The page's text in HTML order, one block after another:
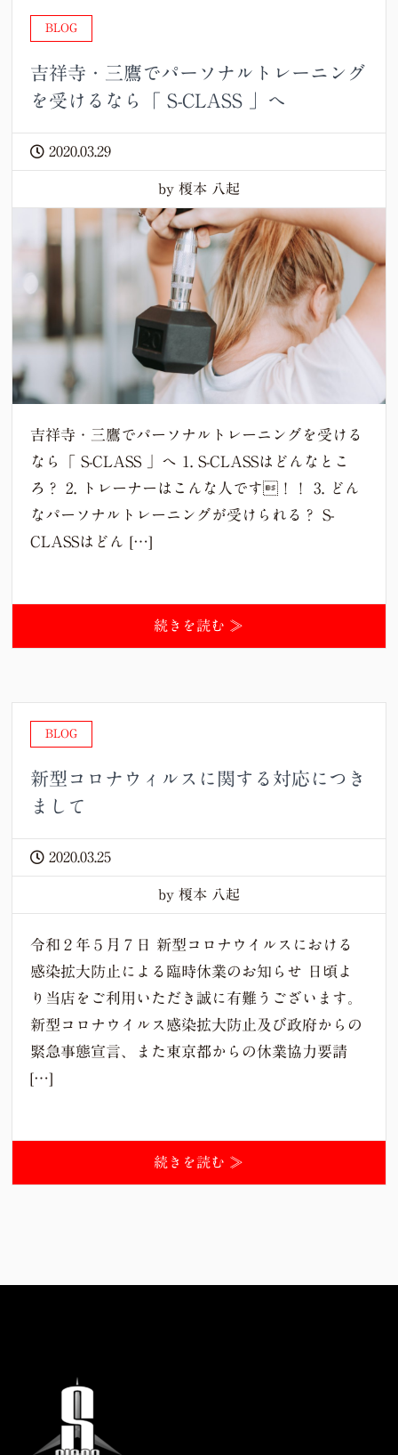
BLOG
吉祥寺・三鷹でパーソナルトレーニング
を受けるなら「 S-CLASS 」へ
2020.03.29
by 榎本 八起
吉祥寺・三鷹でパーソナルトレーニングを受ける
なら「 S-CLASS 」へ 1. S-CLASSはどんなとこ
ろ？ 2. トレーナーはこんな人です！！ 3. どん
なパーソナルトレーニングが受けられる？ S-
CLASSはどん […]
続きを読む ≫
BLOG
新型コロナウィルスに関する対応につき
まして
2020.03.25
by 榎本 八起
令和２年５月７日 新型コロナウイルスにおける
感染拡大防止による臨時休業のお知らせ 日頃よ
り当店をご利用いただき誠に有難うございます。
新型コロナウイルス感染拡大防止及び政府からの
緊急事態宣言、また東京都からの休業協力要請
[…]
続きを読む ≫